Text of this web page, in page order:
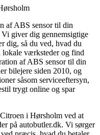
af ABS sensor til din
giver dig gennemsigtige
dig, så du ved, hvad du
lokale værksteder og find
af ABS sensor til din
bilejere siden 2010, og
såsom serviceeftersyn,
trygt online og spar
i Hørsholm ved at
på autobutler.dk. Vi sørger